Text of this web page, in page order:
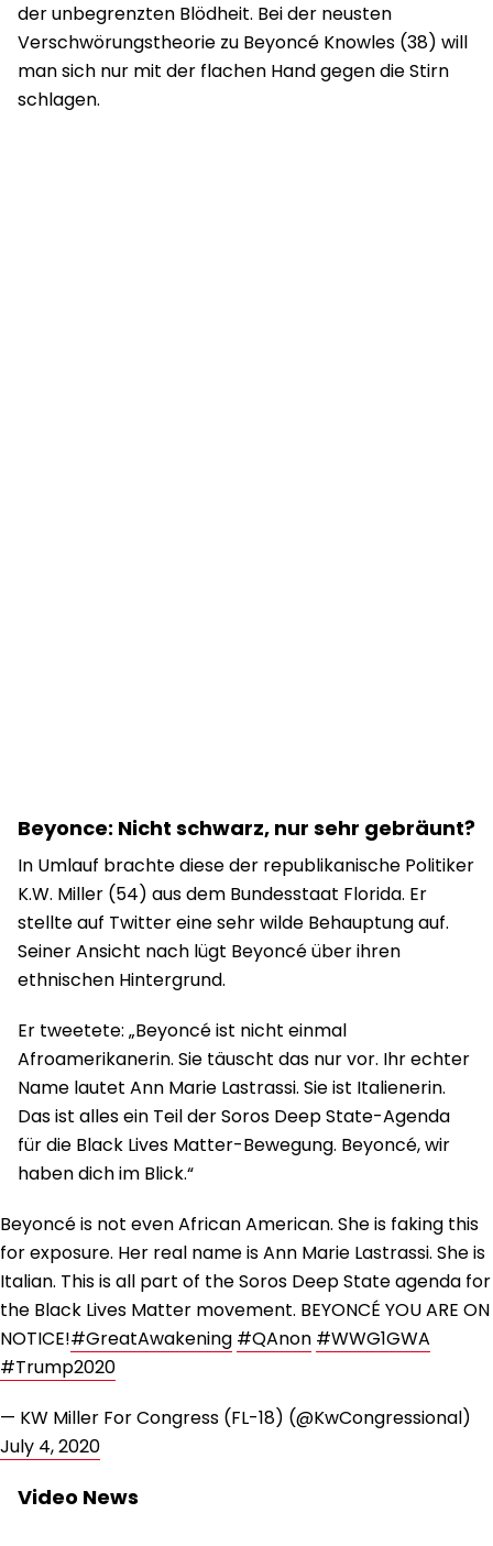
der unbegrenzten Blödheit. Bei der neusten
Verschwörungstheorie zu Beyoncé Knowles (38) will
man sich nur mit der flachen Hand gegen die Stirn
schlagen.
Beyonce: Nicht schwarz, nur sehr gebräunt?
In Umlauf brachte diese der republikanische Politiker
K.W. Miller (54) aus dem Bundesstaat Florida. Er
stellte auf Twitter eine sehr wilde Behauptung auf.
Seiner Ansicht nach lügt Beyoncé über ihren
ethnischen Hintergrund.
Er tweetete: „Beyoncé ist nicht einmal
Afroamerikanerin. Sie täuscht das nur vor. Ihr echter
Name lautet Ann Marie Lastrassi. Sie ist Italienerin.
Das ist alles ein Teil der Soros Deep State-Agenda
für die Black Lives Matter-Bewegung. Beyoncé, wir
haben dich im Blick.“
Beyoncé is not even African American. She is faking this
for exposure. Her real name is Ann Marie Lastrassi. She is
Italian. This is all part of the Soros Deep State agenda for
the Black Lives Matter movement. BEYONCÉ YOU ARE ON
NOTICE!#GreatAwakening #QAnon #WWG1GWA
#Trump2020
— KW Miller For Congress (FL-18) (@KwCongressional)
July 4, 2020
Video News